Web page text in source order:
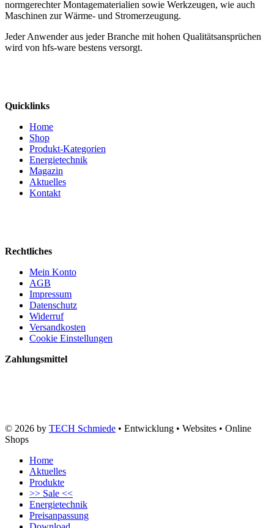
normgerechter Montagematerialien sowie Werkzeugen, wie auch
Maschinen zur Wärme- und Stromerzeugung.
Jeder Anwender aus jeder Branche mit hohen Qualitätsansprüchen
wird von hfs-ware bestens versorgt.
Quicklinks
Home
Shop
Produkt-Kategorien
Energietechnik
Magazin
Aktuelles
Kontakt
Rechtliches
Mein Konto
AGB
Impressum
Datenschutz
Widerruf
Versandkosten
Cookie Einstellungen
Zahlungsmittel
© 2026 by TECH Schmiede • Entwicklung • Websites • Online
Shops
Home
Aktuelles
Produkte
>> Sale <<
Energietechnik
Preisanpassung